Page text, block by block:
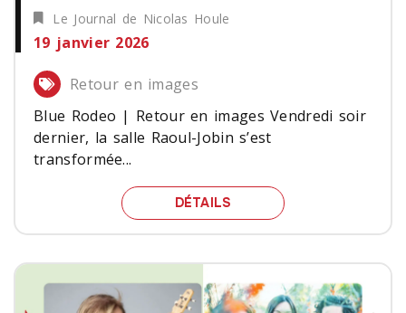
Le Journal de Nicolas Houle
19 janvier 2026
Retour en images
Blue Rodeo | Retour en images Vendredi soir
dernier, la salle Raoul-Jobin s’est
transformée...
DÉTAILS BLUE RODEO | RETOUR